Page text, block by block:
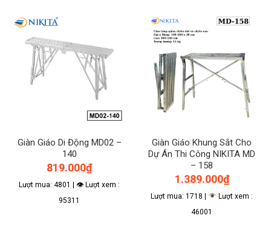
Giàn Giáo Di Động MD02 –
140
819.000₫
Lượt mua: 4801 | 👁 Lượt xem :
95311
Giàn Giáo Khung Sắt Cho
Dự Án Thi Công NIKITA MD
– 158
1.389.000₫
Lượt mua: 1718 |
Lượt xem :
46001